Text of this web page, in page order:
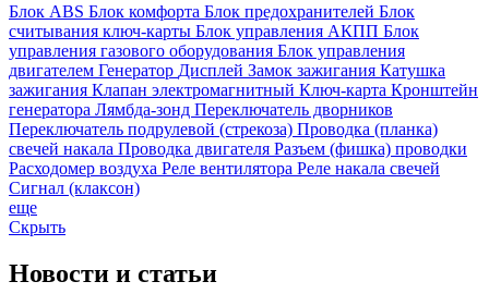
Блок ABS Блок комфорта Блок предохранителей Блок
считывания ключ-карты Блок управления АКПП Блок
управления газового оборудования Блок управления
двигателем Генератор Дисплей Замок зажигания Катушка
зажигания Клапан электромагнитный Ключ-карта Кронштейн
генератора Лямбда-зонд Переключатель дворников
Переключатель подрулевой (стрекоза) Проводка (планка)
свечей накала Проводка двигателя Разъем (фишка) проводки
Расходомер воздуха Реле вентилятора Реле накала свечей
Сигнал (клаксон)
еще
Скрыть
Новости и статьи